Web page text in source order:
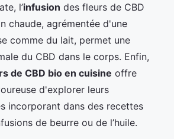
l’infusion des fleurs de CBD
chaude, agrémentée d'une
comme du lait, permet une
du CBD dans le corps. Enfin,
de CBD bio en cuisine offre
d'explorer leurs
incorporant dans des recettes
de beurre ou de l’huile.